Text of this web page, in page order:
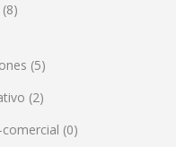
(8)
(5)
(2)
(0)